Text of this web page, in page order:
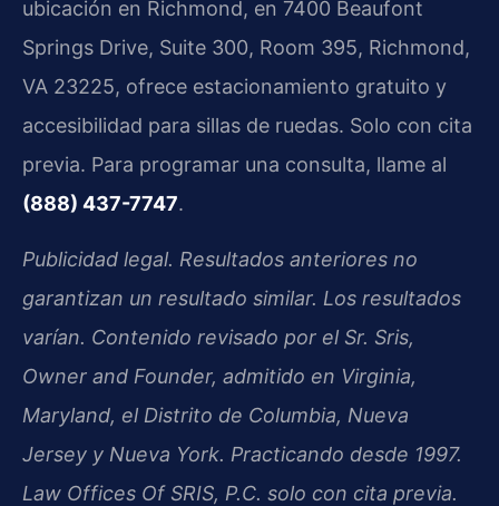
ubicación en Richmond, en 7400 Beaufont
Springs Drive, Suite 300, Room 395, Richmond,
VA 23225, ofrece estacionamiento gratuito y
accesibilidad para sillas de ruedas. Solo con cita
previa. Para programar una consulta, llame al
(888) 437-7747.
Publicidad legal. Resultados anteriores no
garantizan un resultado similar. Los resultados
varían. Contenido revisado por el Sr. Sris,
Owner and Founder, admitido en Virginia,
Maryland, el Distrito de Columbia, Nueva
Jersey y Nueva York. Practicando desde 1997.
Law Offices Of SRIS, P.C. solo con cita previa.